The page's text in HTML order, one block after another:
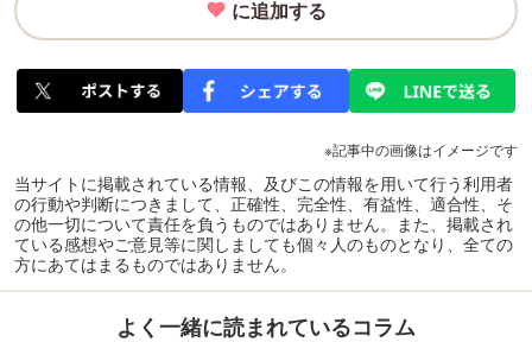
に追加する
※記事中の画像はイメージです
当サイトに掲載されている情報、及びこの情報を用いて行う利用者
の行動や判断につきまして、正確性、完全性、有益性、適合性、そ
の他一切について責任を負うものではありません。また、掲載され
ている感想やご意見等に関しましても個々人のものとなり、全ての
方にあてはまるものではありません。
よく一緒に読まれているコラム